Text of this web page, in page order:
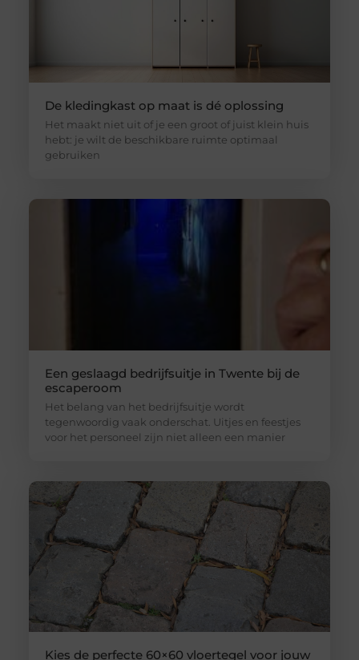
De kledingkast op maat is dé oplossing
Het maakt niet uit of je een groot of juist klein huis
hebt: je wilt de beschikbare ruimte optimaal
gebruiken
Een geslaagd bedrijfsuitje in Twente bij de
escaperoom
Het belang van het bedrijfsuitje wordt
tegenwoordig vaak onderschat. Uitjes en feestjes
voor het personeel zijn niet alleen een manier
Kies de perfecte 60×60 vloertegel voor jouw